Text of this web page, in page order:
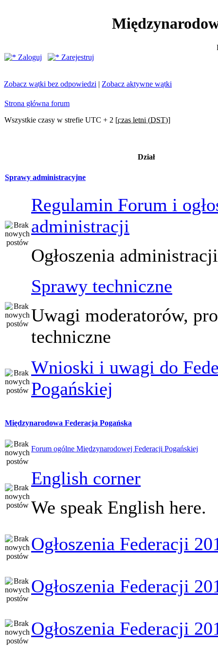
Zaloguj
Zarejestruj
Zobacz wątki bez odpowiedzi | Zobacz aktywne wątki
Strona główna forum
Wszystkie czasy w strefie UTC + 2 [czas letni (DST)]
Dział
Sprawy administracyjne
Regulamin Forum i
administracji
Ogłoszenia
Sprawy techniczne
Uwagi moderatorów,
techniczne
Wnioski i uwagi do
Pogańskiej
Międzynarodowa Federacja Pogańska
Forum ogólne Międzynarodowej Federacji Pogańskiej
English corner
We speak English here.
Ogłoszenia Federacji
Ogłoszenia Federacji
Ogłoszenia Federacji